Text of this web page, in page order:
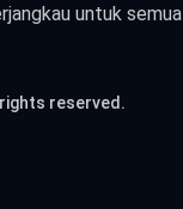
untuk semua
reserved.